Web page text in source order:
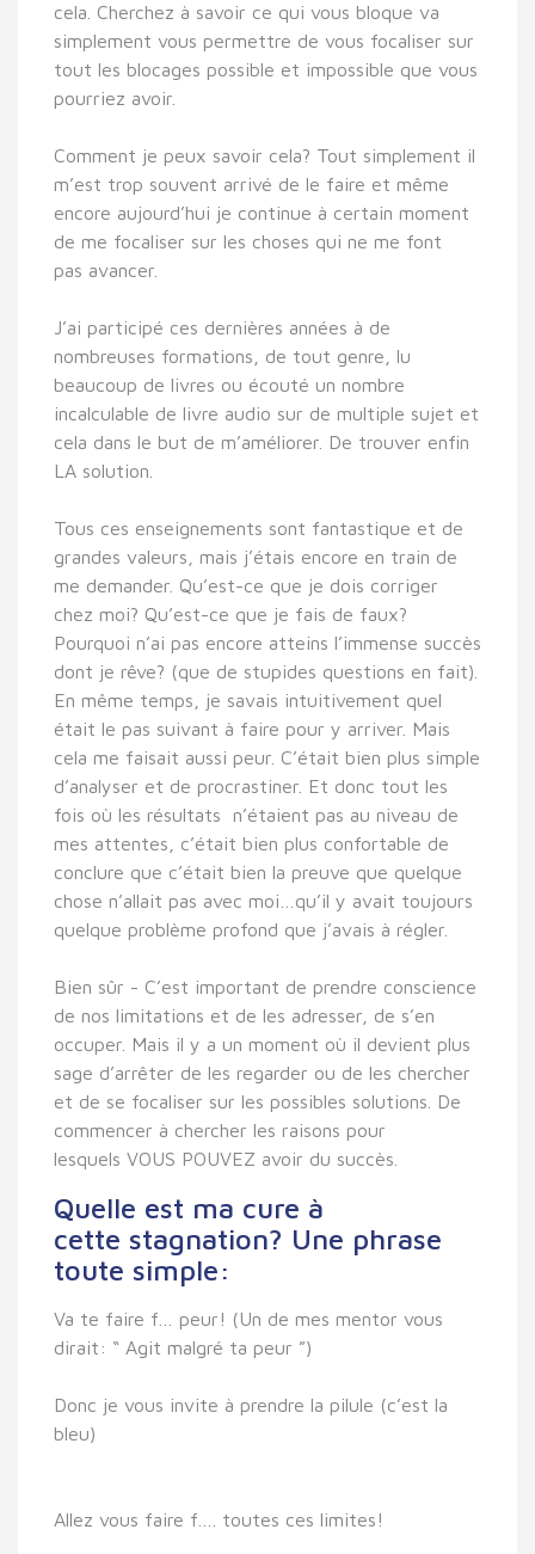
cela. Cherchez à savoir ce qui vous bloque va
simplement vous permettre de vous focaliser sur
tout les blocages possible et impossible que vous
pourriez avoir.
Comment je peux savoir cela? Tout simplement il
m’est trop souvent arrivé de le faire et même
encore aujourd’hui je continue à certain moment
de me focaliser sur les choses qui ne me font
pas avancer.
J’ai participé ces dernières années à de
nombreuses formations, de tout genre, lu
beaucoup de livres ou écouté un nombre
incalculable de livre audio sur de multiple sujet et
cela dans le but de m’améliorer. De trouver enfin
LA solution.
Tous ces enseignements sont fantastique et de
grandes valeurs, mais j’étais encore en train de
me demander. Qu’est-ce que je dois corriger
chez moi? Qu’est-ce que je fais de faux?
Pourquoi n’ai pas encore atteins l’immense succès
dont je rêve? (que de stupides questions en fait).
En même temps, je savais intuitivement quel
était le pas suivant à faire pour y arriver. Mais
cela me faisait aussi peur. C’était bien plus simple
d’analyser et de procrastiner. Et donc tout les
fois où les résultats n’étaient pas au niveau de
mes attentes, c’était bien plus confortable de
conclure que c’était bien la preuve que quelque
chose n’allait pas avec moi…qu’il y avait toujours
quelque problème profond que j’avais à régler.
Bien sûr - C’est important de prendre conscience
de nos limitations et de les adresser, de s’en
occuper. Mais il y a un moment où il devient plus
sage d’arrêter de les regarder ou de les chercher
et de se focaliser sur les possibles solutions. De
commencer à chercher les raisons pour
lesquels VOUS POUVEZ avoir du succès.
Quelle est ma cure à
cette stagnation? Une phrase
toute simple:
Va te faire f… peur! (Un de mes mentor vous
dirait: “ Agit malgré ta peur ”)
Donc je vous invite à prendre la pilule (c’est la
bleu)
Allez vous faire f…. toutes ces limites!